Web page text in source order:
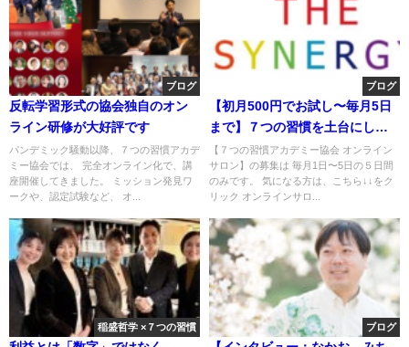
ブログ
反転学習形式の協会独自のオン
ライン研修が大好評です
パンデミック騒動以降、７つの習慣アカデ
ミー協会では、 完全オンライン化で、講
座開催してきました。 ミッション発見ワ
ークや、認定試験など、 オ...
ブログ
【初月500円でお試し〜毎月5日
まで】７つの習慣を土台にした
全く新しいオンラインサロン
【７つの習慣アカデミー協会 オンライン
サロン】の募集は 毎月1日〜5日の５日間
のみです。 気になる方は、こちら↓↓をク
リック オンラインサロ...
稲盛哲学 ×７つの習慣 ブログ